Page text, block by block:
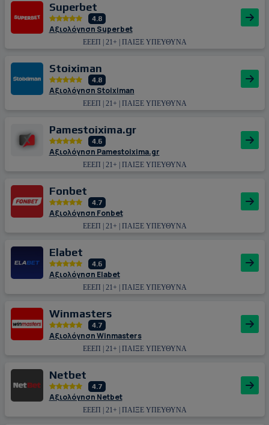
Superbet
4.8
Αξιολόγηση Superbet
ΕΕΕΠ | 21+ | ΠΑΙΞΕ ΥΠΕΥΘΥΝΑ
Stoiximan
4.8
Αξιολόγηση Stoiximan
ΕΕΕΠ | 21+ | ΠΑΙΞΕ ΥΠΕΥΘΥΝΑ
Pamestoixima.gr
4.6
Αξιολόγηση Pamestoixima.gr
ΕΕΕΠ | 21+ | ΠΑΙΞΕ ΥΠΕΥΘΥΝΑ
Fonbet
4.7
Αξιολόγηση Fonbet
ΕΕΕΠ | 21+ | ΠΑΙΞΕ ΥΠΕΥΘΥΝΑ
Εlabet
4.6
Αξιολόγηση Εlabet
ΕΕΕΠ | 21+ | ΠΑΙΞΕ ΥΠΕΥΘΥΝΑ
Winmasters
4.7
Αξιολόγηση Winmasters
ΕΕΕΠ | 21+ | ΠΑΙΞΕ ΥΠΕΥΘΥΝΑ
Netbet
4.7
Αξιολόγηση Netbet
ΕΕΕΠ | 21+ | ΠΑΙΞΕ ΥΠΕΥΘΥΝΑ